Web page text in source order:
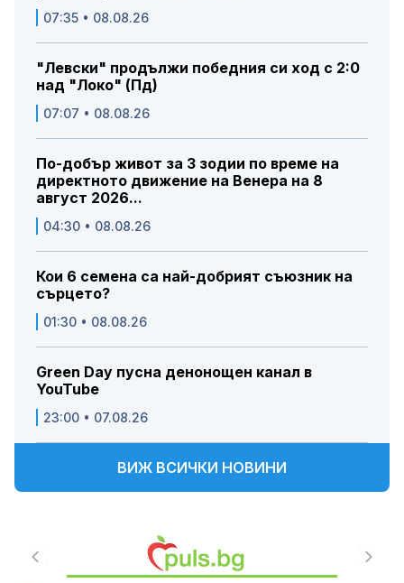
07:35 • 08.08.26
"Левски" продължи победния си ход с 2:0
над "Локо" (Пд)
07:07 • 08.08.26
По-добър живот за 3 зодии по време на
директното движение на Венера на 8
август 2026...
04:30 • 08.08.26
Кои 6 семена са най-добрият съюзник на
сърцето?
01:30 • 08.08.26
Green Day пусна денонощен канал в
YouTube
23:00 • 07.08.26
ВИЖ ВСИЧКИ НОВИНИ